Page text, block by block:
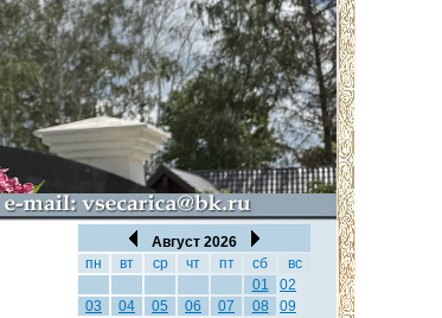
Август 2026
пн
вт ср чт пт сб
вс
01
02
03
04 05 06 07 08
09